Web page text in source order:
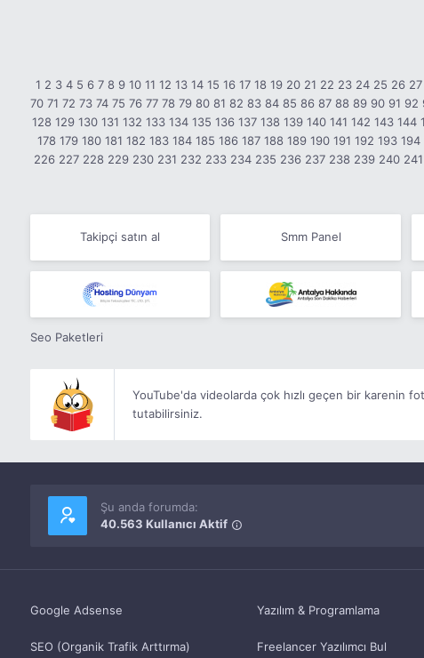
1 2 3 4 5 6 7 8 9 10 11 12 13 14 15 16 17 18 19 20 21 22 23 24 25 26 27
70 71 72 73 74 75 76 77 78 79 80 81 82 83 84 85 86 87 88 89 90 91 92
128 129 130 131 132 133 134 135 136 137 138 139 140 141 142 143 144
178 179 180 181 182 183 184 185 186 187 188 189 190 191 192 193 194
226 227 228 229 230 231 232 233 234 235 236 237 238 239 240 241
Takipçi satın al Smm Panel
Seo Paketleri
YouTube'da videolarda çok hızlı geçen bir karenin
tutabilirsiniz.
Şu anda forumda:
40.563 Kullanıcı Aktif
Google Adsense
SEO (Organik Trafik Arttırma)
Yazılım & Programlama
Freelancer Yazılımcı Bul